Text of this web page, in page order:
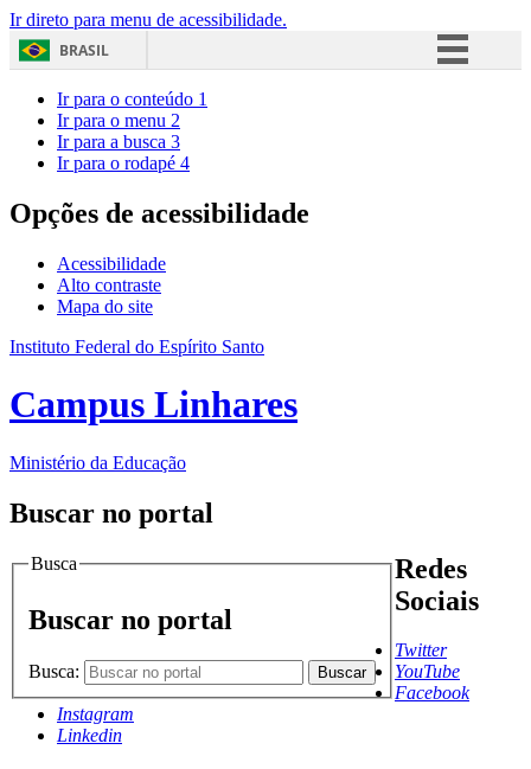
Ir direto para menu de acessibilidade.
BRASIL
Acesso à informação
Ir para o conteúdo 1
Ir para o menu 2
Ir para a busca 3
Ir para o rodapé 4
Opções de acessibilidade
Acessibilidade
Alto contraste
Mapa do site
Instituto Federal do Espírito Santo
Campus Linhares
Ministério da Educação
Buscar no portal
Busca
Buscar no portal
Busca: Buscar
Redes
Sociais
Twitter
YouTube
Facebook
Instagram
Linkedin